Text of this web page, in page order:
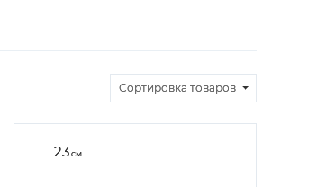
Сортировка товаров
23см